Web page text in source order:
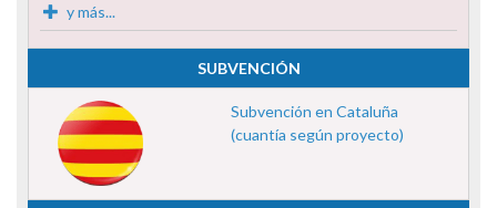
y más...
SUBVENCIÓN
Subvención en Cataluña
(cuantía según proyecto)